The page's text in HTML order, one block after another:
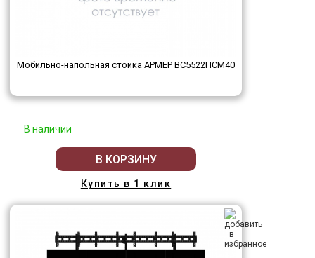
Мобильно-напольная стойка АРМЕР ВС5522ПСМ40
В наличии
В КОРЗИНУ
Купить в 1 клик